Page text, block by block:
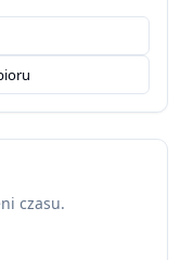
czasu.